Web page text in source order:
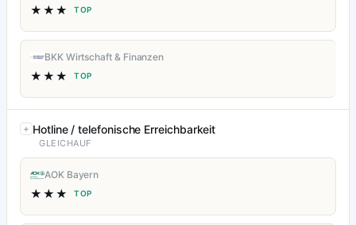
★★★ TOP
BKK Wirtschaft & Finanzen
★★★ TOP
Hotline / telefonische Erreichbarkeit
GLEICHAUF
AOK Bayern
★★★ TOP